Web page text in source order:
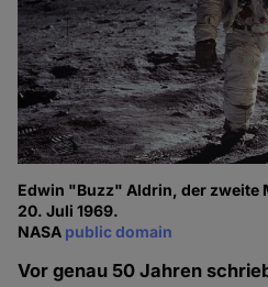
Edwin "Buzz" Aldrin, der zweite
20. Juli 1969.
NASA public domain
Vor genau 50 Jahren